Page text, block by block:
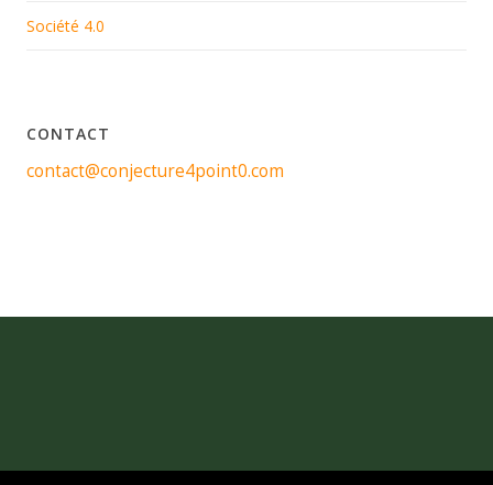
Société 4.0
CONTACT
contact@conjecture4point0.com